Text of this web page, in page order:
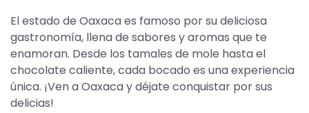
El estado de Oaxaca es famoso por su deliciosa
gastronomía, llena de sabores y aromas que te
enamoran. Desde los tamales de mole hasta el
chocolate caliente, cada bocado es una experiencia
única. ¡Ven a Oaxaca y déjate conquistar por sus
delicias!